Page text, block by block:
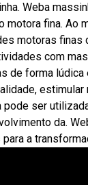
Weba
motora fina. Ao
motoras
com
de forma
pode ser
da.
a